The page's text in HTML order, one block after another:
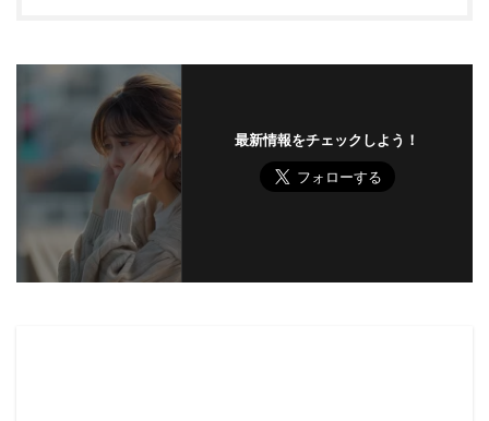
最新情報をチェックしよう！